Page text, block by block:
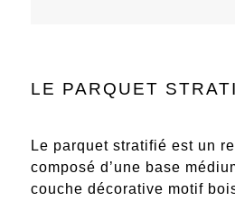
LE PARQUET
Le parquet stratifié est un
composé d’une base
couche décorative motif